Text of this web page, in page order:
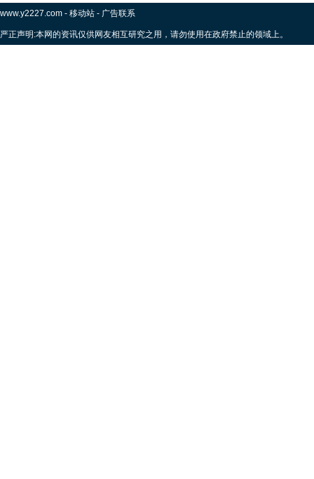
www.y2227.com - 移动站 - 广告联系
严正声明:本网的资讯仅供网友相互研究之用，请勿使用在政府禁止的领域上。